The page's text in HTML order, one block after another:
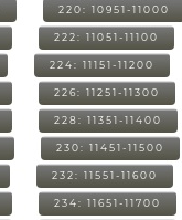
220: 10951-11000
222: 11051-11100
224: 11151-11200
226: 11251-11300
228: 11351-11400
230: 11451-11500
232: 11551-11600
234: 11651-11700